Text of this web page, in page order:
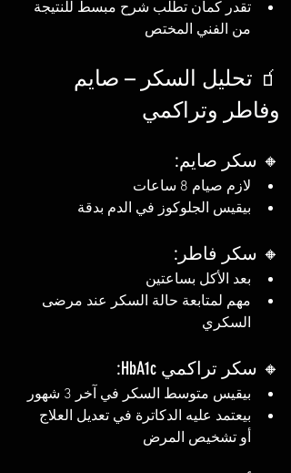
تقدر كمان تطلب شرح مبسط للنتيجة
من الفني المختص
🧃 تحليل السكر – صايم
وفاطر وتراكمي
🔸 سكر صايم:
لازم صيام 8 ساعات
بيقيس الجلوكوز في الدم بدقة
🔸 سكر فاطر:
بعد الأكل بساعتين
مهم لمتابعة حالة السكر عند مرضى
السكري
🔸 سكر تراكمي HbA1c:
بيقيس متوسط السكر في آخر 3 شهور
بيعتمد عليه الدكاترة في تعديل العلاج
أو تشخيص المرض